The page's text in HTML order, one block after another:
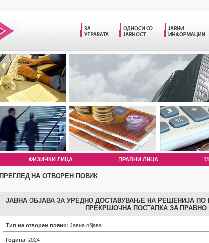
ФИЗИЧКИ ЛИЦА ПРАВНИ ЛИЦА
ПРЕГЛЕД НА ОТВОРЕН ПОВИК
ЈАВНА ОБЈАВА ЗА УРЕДНО ДОСТАВУВАЊЕ НА РЕШЕНИЈА
ПРЕКРШОЧНА ПОСТАПКА ЗА ПРАВНO
Тип на отворен повик: Јавна објава
Година: 2024